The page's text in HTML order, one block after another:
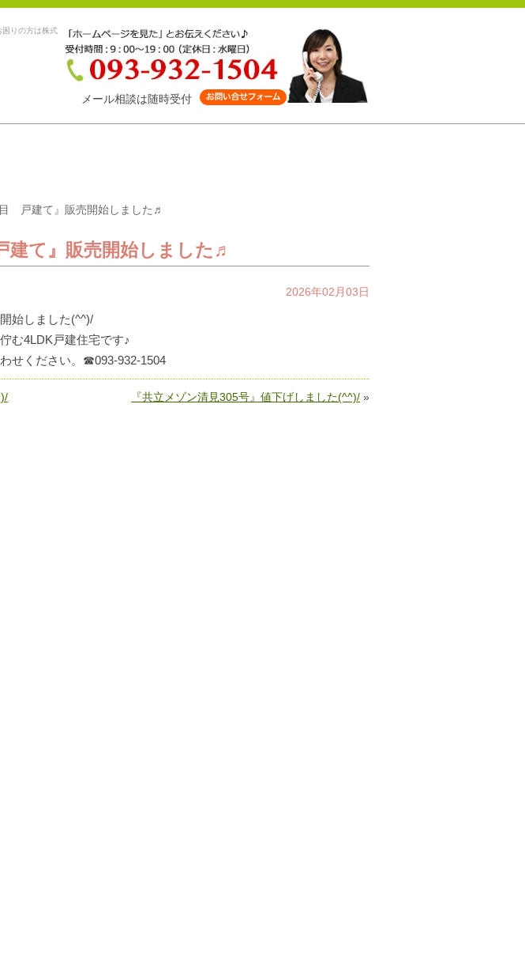
りの方は株式
メール相談は随時受付
目 戸建て』販売開始しました♬
建て』販売開始しました♬
2026年02月03日
始しました(^^)/
む4LDK戸建住宅です♪
せください。☎093-932-1504
『共立メゾン清見305号』値下げしました(^^)/ »